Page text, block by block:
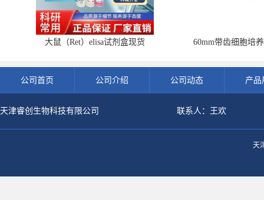
大鼠（Ret）elisa试剂盒现货 60mm带齿细胞培
公司首页 公司介绍 公司动态 产品
天津睿创生物科技有限公司 联系人：王欢
天